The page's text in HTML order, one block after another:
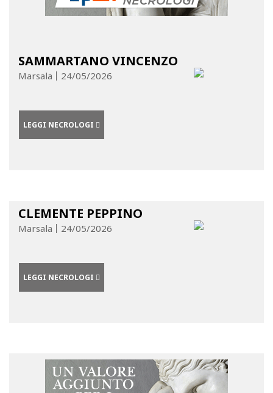
SAMMARTANO VINCENZO
Marsala 24/05/2026
LEGGI NECROLOGI
CLEMENTE PEPPINO
Marsala 24/05/2026
LEGGI NECROLOGI